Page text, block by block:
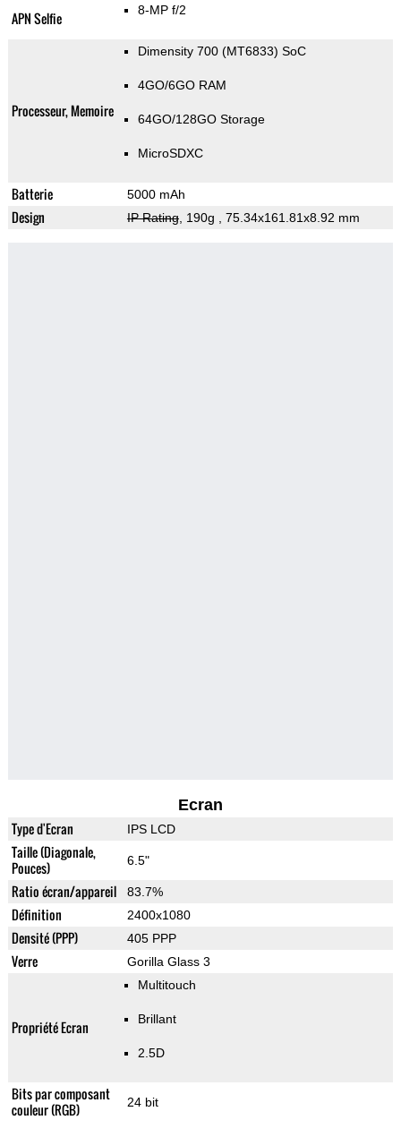
APN Selfie 8-MP f/2
Processeur, Memoire
Dimensity 700 (MT6833) SoC
4GO/6GO RAM
64GO/128GO Storage
MicroSDXC
Batterie 5000 mAh
Design IP Rating, 190g , 75.34x161.81x8.92 mm
Ecran
Type d'Ecran IPS LCD
Taille (Diagonale,
Pouces)
6.5"
Ratio écran/appareil 83.7%
Définition 2400x1080
Densité (PPP) 405 PPP
Verre Gorilla Glass 3
Propriété Ecran
Multitouch
Brillant
2.5D
Bits par composant
couleur (RGB)
24 bit